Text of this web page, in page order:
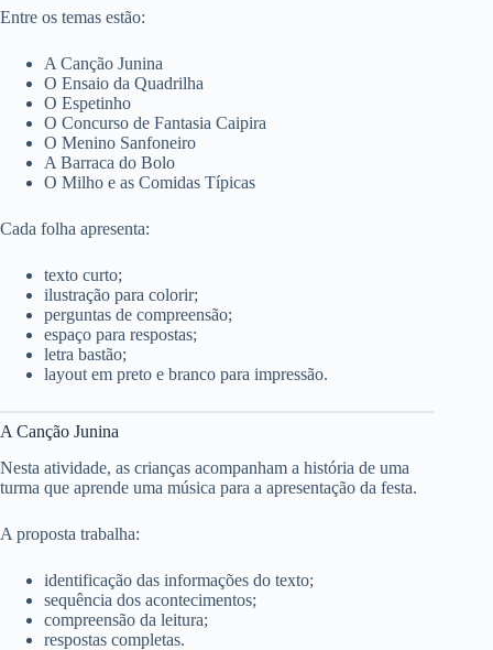
Entre os temas estão:
A Canção Junina
O Ensaio da Quadrilha
O Espetinho
O Concurso de Fantasia Caipira
O Menino Sanfoneiro
A Barraca do Bolo
O Milho e as Comidas Típicas
Cada folha apresenta:
texto curto;
ilustração para colorir;
perguntas de compreensão;
espaço para respostas;
letra bastão;
layout em preto e branco para impressão.
A Canção Junina
Nesta atividade, as crianças acompanham a história de uma
turma que aprende uma música para a apresentação da festa.
A proposta trabalha:
identificação das informações do texto;
sequência dos acontecimentos;
compreensão da leitura;
respostas completas.